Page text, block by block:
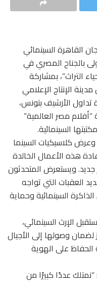
القاهرة السينمائي
بالجناح المصري في
التراث”، بمشاركة
الإنتاج الإعلامي
تداول الأرشيف بتونس،
مصر العالمية”
السينمائية.
كلاسيكيات السينما
هذه الأعمال الخالدة
ويستعرض المتحدثون
العقبات التي تواجه
السينمائية وحماية
الإرث السينمائي،
وصولها إلى الأجيال
على الهوية
عددًا كبيرًا من